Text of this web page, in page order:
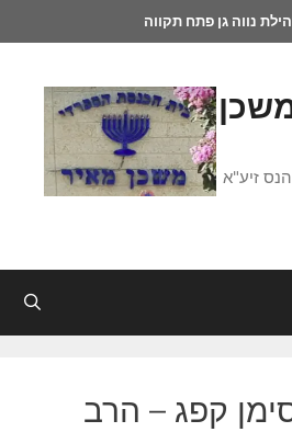
נווה גן פתח תקווה
זיע"א
קפג – הרב